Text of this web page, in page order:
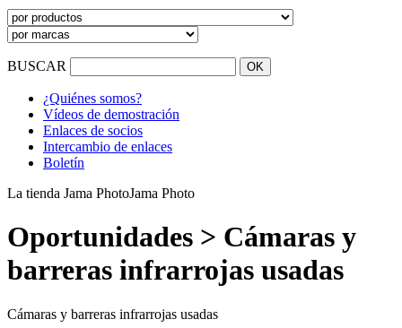
BUSCAR
¿Quiénes somos?
Vídeos de demostración
Enlaces de socios
Intercambio de enlaces
Boletín
La tienda Jama PhotoJama Photo
Oportunidades > Cámaras y
barreras infrarrojas usadas
Cámaras y barreras infrarrojas usadas